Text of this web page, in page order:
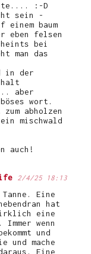
:-D
sein -
einem baum
eben felsen
bei
man das
in der
aber
wort.
abholzen
mischwald
auch!
2/4/25 18:13
Eine
hat
eine
wenn
und
und mache
Eine